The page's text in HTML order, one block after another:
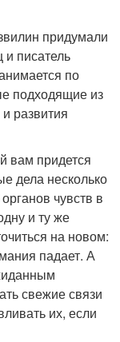
придумали
писатель
по
подходящие из
развития
вам придется
дела несколько
чувств в
и ту же
на новом:
падает. А
свежие связи
их, если